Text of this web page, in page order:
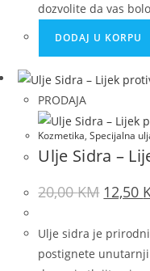
dozvolite da vas
DODAJ U KORPU
PRODAJA
Kozmetika,Specijalna
Ulje Sidra –
20,00KM 12,50
Ulje sidra je
postignete